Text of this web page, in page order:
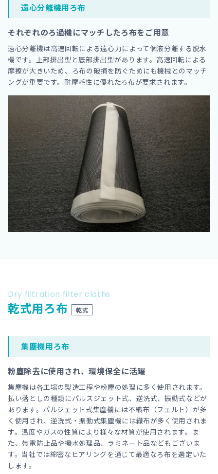
遠心分離機用ろ布
それぞれのろ過機にマッチしたろ布をご用意
遠心分離機は高速回転による遠心力によって個液分離する脱水
機です。上部排出型と底部排出型があります。高速回転による
摩擦が大きいため、ろ布の破損を防ぐためにも機械とのマッチ
ングが重要です。耐摩耗性に優れたろ布が要求されます。
Dry filtration filter cloths
乾式用ろ布 乾式
集塵機用ろ布
粉塵除去に使用され、環境保全に活躍
集塵機は各工場の製造工程や粉塵の処理に多く使用されます。
払い落としの種類にパルスジェット式、逆洗式、振動式などが
あります。パルジェット式集塵機には不織布（フェルト）が多
く使用され、逆洗式・振動式集塵機には織布が多く使用されま
す。温度やガスの性質により様々な材質が使用されます。ま
た、帯電防止品や撥水処理品、ラミネート品などもございま
す。当社では綿密なヒアリングを通じて最適なろ布を選定いた
します。